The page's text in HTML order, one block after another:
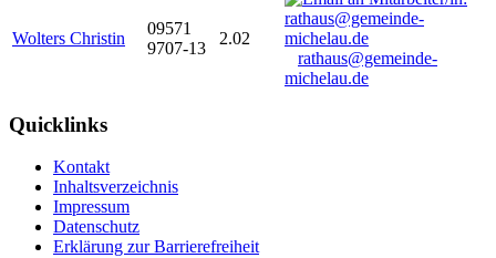
Wolters Christin
09571
9707-13
2.02
rathaus@gemeinde-
michelau.de
Quicklinks
Kontakt
Inhaltsverzeichnis
Impressum
Datenschutz
Erklärung zur Barrierefreiheit